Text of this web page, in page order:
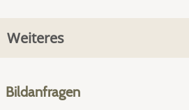
Weiteres
Bildanfragen